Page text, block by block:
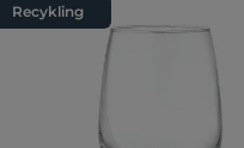
Recykling